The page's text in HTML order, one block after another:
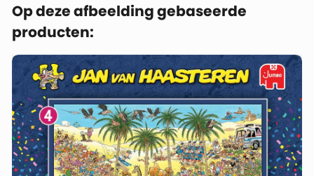
Op deze afbeelding gebaseerde
producten: